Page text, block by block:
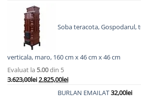
a
fost:
3.098,00lei.
2.405,00lei.
Soba teracota, Gospodarul,
verticala, maro, 160 cm x 46 cm x 46 cm
Evaluat la 5.00din 5
3.623,00leiPrețul
2.825,00leiPrețul
curent
BURLAN EMAILAT32,00lei